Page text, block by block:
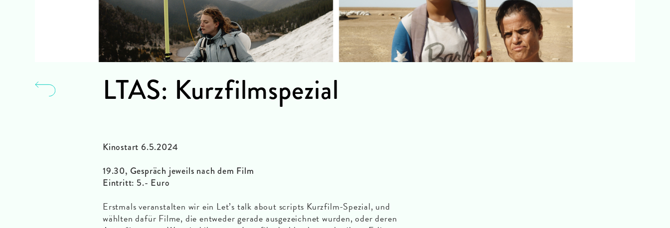
LTAS: Kurzfilmspezial
Kinostart 6.5.2024
19.30, Gespräch jeweils nach dem Film
Eintritt: 5.- Euro
Erstmals veranstalten wir ein Let’s talk about scripts Kurzfilm-Spezial, und
wählten dafür Filme, die entweder gerade ausgezeichnet wurden, oder deren